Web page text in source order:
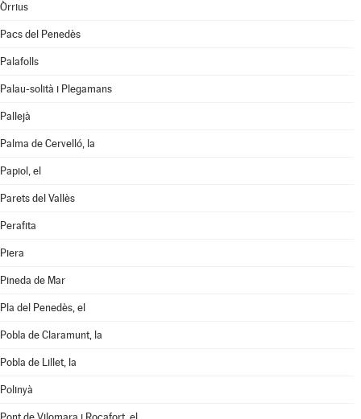
Òrrius
Pacs del Penedès
Palafolls
Palau-solità i Plegamans
Pallejà
Palma de Cervelló, la
Papiol, el
Parets del Vallès
Perafita
Piera
Pineda de Mar
Pla del Penedès, el
Pobla de Claramunt, la
Pobla de Lillet, la
Polinyà